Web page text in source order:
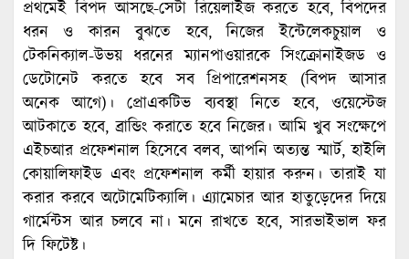
প্রথমেই বিপদ আসছে-সেটা রিয়েলাইজ করতে হবে, বিপদের
ধরন ও কারন বুঝতে হবে, নিজের ইন্টেলেকচুয়াল ও
টেকনিক্যাল-উভয় ধরনের ম্যানপাওয়ারকে সিংক্রোনাইজড ও
ডেটোনেট করতে হবে সব প্রিপারেশনসহ (বিপদ আসার
অনেক আগে)। প্রোএকটিভ ব্যবস্থা নিতে হবে, ওয়েস্টেজ
আটকাতে হবে, ব্রান্ডিং করাতে হবে নিজের। আমি খুব সংক্ষেপে
এইচআর প্রফেশনাল হিসেবে বলব, আপনি অত্যন্ত স্মার্ট, হাইলি
কোয়ালিফাইড এবং প্রফেশনাল কর্মী হায়ার করুন। তারাই যা
করার করবে অটোমেটিক্যালি। এ্যামেচার আর হাতুড়েদের দিয়ে
গার্মেন্টস আর চলবে না। মনে রাখতে হবে, সারভাইভাল ফর
দি ফিটেষ্ট।